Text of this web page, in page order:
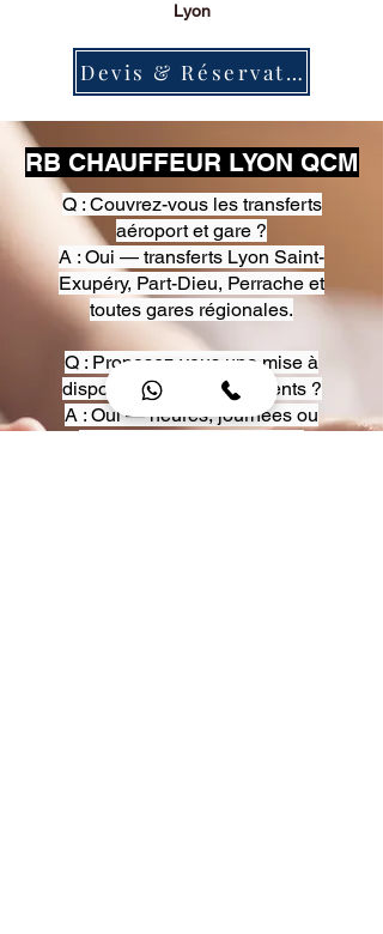
Lyon
Devis & Réservation
RB CHAUFFEUR LYON QCM
Q : Couvrez-vous les transferts
aéroport et gare ?
A : Oui — transferts Lyon Saint-
Exupéry, Part-Dieu, Perrache et
toutes gares régionales.
Q : Proposez-vous une mise à
disposition pour événements ?
A : Oui — heures, journées ou